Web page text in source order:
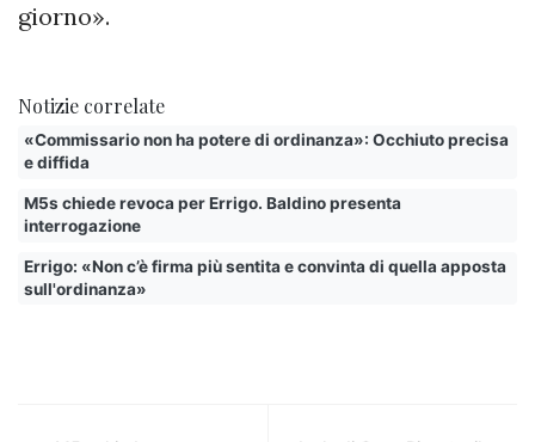
giorno».
Notizie correlate
«Commissario non ha potere di ordinanza»: Occhiuto precisa
e diffida
M5s chiede revoca per Errigo. Baldino presenta
interrogazione
Errigo: «Non c’è firma più sentita e convinta di quella apposta
sull'ordinanza»